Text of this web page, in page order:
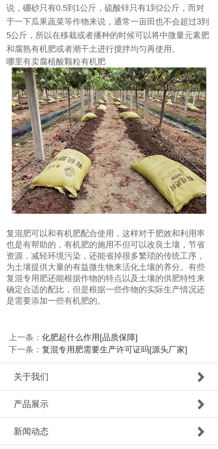
说，硼砂只有0.5到1公斤，硫酸锌只有1到2公斤，而对
于一下瓜果蔬菜等作物来说，通常一亩田也不会超过3到
5公斤，所以在移栽或者播种的时候可以将中微量元素肥
和腐熟有机肥或者潮干土进行搅拌均匀再使用。
哪里有卖腐植酸颗粒有机肥
复混肥可以和有机肥配合使用，这样对于肥效和利用率
也是有帮助的，有机肥的施用不但可以改良土壤，节省
资源，减轻环境污染，还能省掉很多繁琐的传统工序，
为土壤提供大量的有益微生物来活化土壤的养分。有些
复混专用肥还能根据作物的特点以及土壤的供肥特性来
确定合适的配比，但是根据一些作物的实际生产情况还
是需要添加一些有机肥的。
上一条： 化肥起什么作用[品质保障]
下一条： 复混专用肥需要生产许可证吗[源头厂家]
关于我们
产品展示
新闻动态